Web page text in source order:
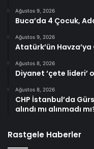
Ağustos 9, 2026
Buca’da 4 Çocuk,
Ağustos 9, 2026
Atatürk’ün Havza’ya
Ağustos 8, 2026
Diyanet ‘çete lideri’
Ağustos 8, 2026
CHP İstanbul’da
alındı mı alınmadı
Rastgele Haberler